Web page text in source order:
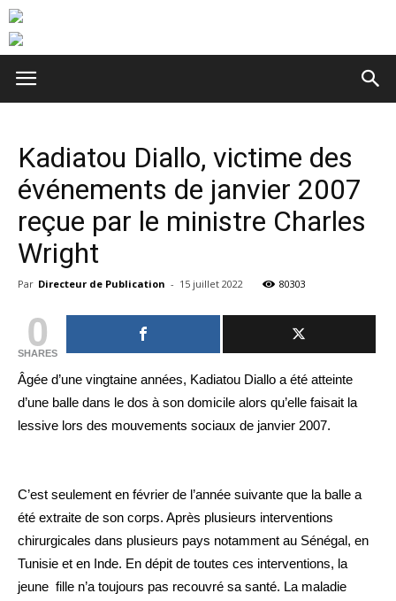
Kadiatou Diallo, victime des
événements de janvier 2007
reçue par le ministre Charles
Wright
Par Directeur de Publication - 15 juillet 2022 80303
0
SHARES
Âgée d’une vingtaine années, Kadiatou Diallo a été atteinte
d’une balle dans le dos à son domicile alors qu’elle faisait la
lessive lors des mouvements sociaux de janvier 2007.
C’est seulement en février de l’année suivante que la balle a
été extraite de son corps. Après plusieurs interventions
chirurgicales dans plusieurs pays notamment au Sénégal, en
Tunisie et en Inde. En dépit de toutes ces interventions, la
jeune fille n’a toujours pas recouvré sa santé. La maladie